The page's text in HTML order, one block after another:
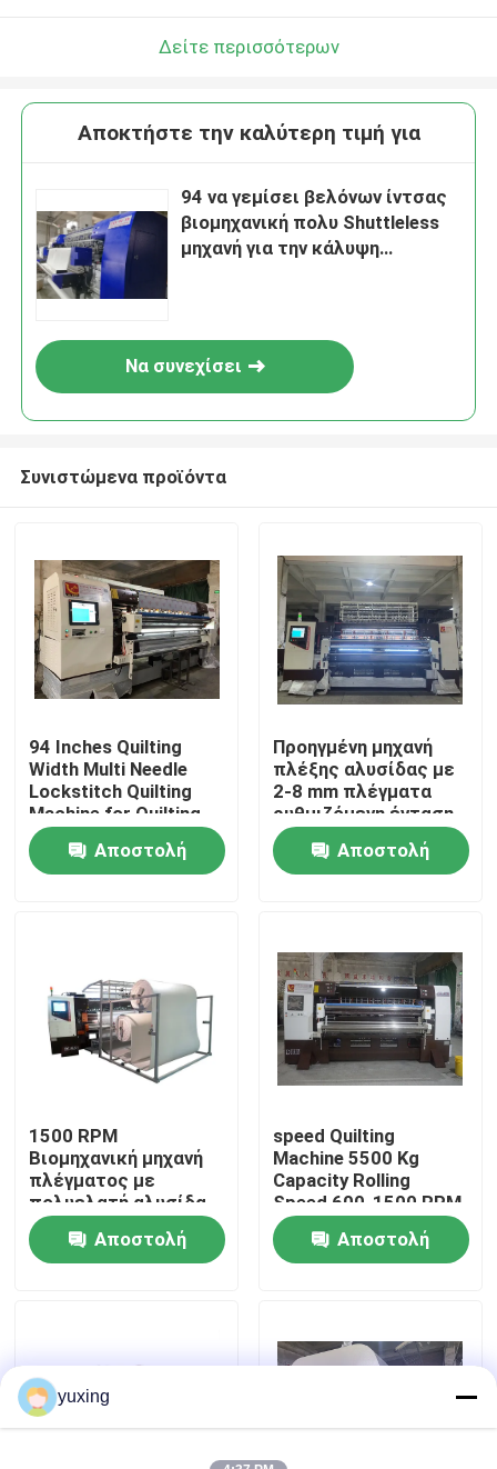
Σπίτι
Εμφάνιση VR
Επισκεψή εργοστασίου
Έλεγχος Ποιότητας
Ειδήσεις
Δείτε περισσότερων
Αποκτήστε την καλύτερη τιμή για
94 να γεμίσει βελόνων ίντσας
βιομηχανική πολυ Shuttleless
μηχανή για την κάλυψη
Να συνεχίσει
Συνιστώμενα προϊόντα
94 Inches Quilting
Width Multi Needle
Lockstitch Quilting
Machine for Quilting
Solutions
Αποστολή
Προηγμένη μηχανή
πλέξης αλυσίδας με
2-8 mm πλέγματα
ρυθμιζόμενη ένταση
νήματος και
λειτουργία
αυτόματης διακοπής
Αποστολή
1500 RPM
Βιομηχανική μηχανή
πλέγματος με
πολυελατή αλυσίδα
για στρώματα
Αποστολή
speed Quilting
Machine 5500 Kg
Capacity Rolling
Speed 600-1500 RPM
for speed Quilting
Production and
Efficiency
Αποστολή
yuxing